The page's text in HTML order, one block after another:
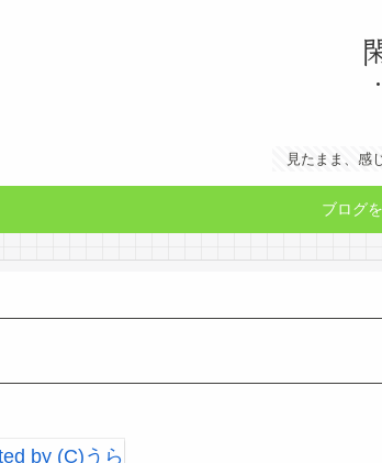
見たまま、感
ブログ